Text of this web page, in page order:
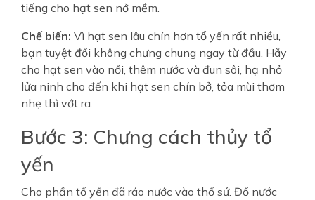
tiếng cho hạt sen nở mềm.
Chế biến: Vì hạt sen lâu chín hơn tổ yến rất nhiều,
bạn tuyệt đối không chưng chung ngay từ đầu. Hãy
cho hạt sen vào nồi, thêm nước và đun sôi, hạ nhỏ
lửa ninh cho đến khi hạt sen chín bở, tỏa mùi thơm
nhẹ thì vớt ra.
Bước 3: Chưng cách thủy tổ
yến
Cho phần tổ yến đã ráo nước vào thố sứ. Đổ nước